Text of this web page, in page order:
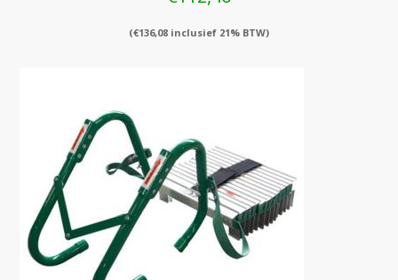
(€136,08 inclusief 21% BTW)